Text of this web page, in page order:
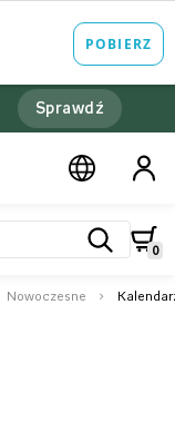
Sprawdź
0
Nowoczesne